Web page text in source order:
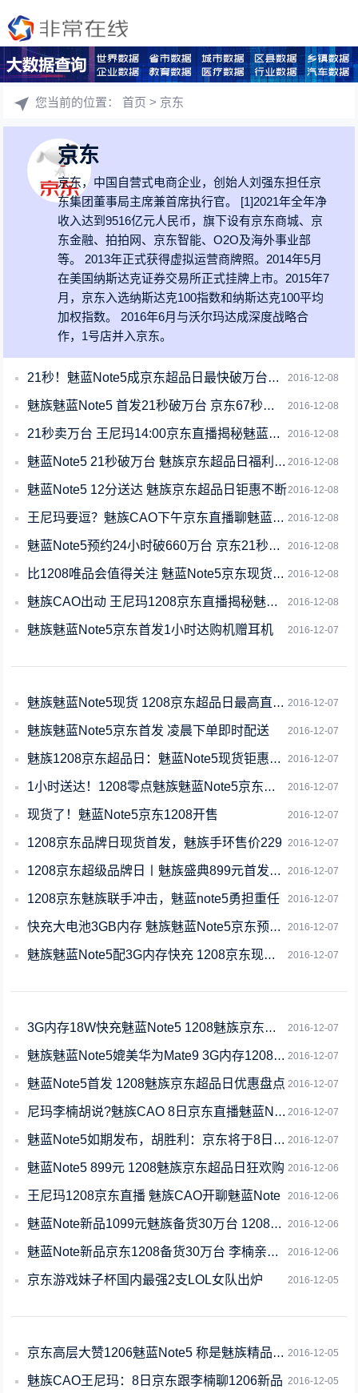
您当前的位置：首页 > 京东
京东
京东，中国自营式电商企业，创始人刘强东担任京
东集团董事局主席兼首席执行官。 [1]2021年全年净
收入达到9516亿元人民币，旗下设有京东商城、京
东金融、拍拍网、京东智能、O2O及海外事业部
等。 2013年正式获得虚拟运营商牌照。2014年5月
在美国纳斯达克证券交易所正式挂牌上市。2015年7
月，京东入选纳斯达克100指数和纳斯达克100平均
加权指数。 2016年6月与沃尔玛达成深度战略合
作，1号店并入京东。
2016-12-08
21秒！魅蓝Note5成京东超品日最快破万台单品
2016-12-08
魅族魅蓝Note5 首发21秒破万台 京东67秒超双11
2016-12-08
21秒卖万台 王尼玛14:00京东直播揭秘魅蓝Note5
2016-12-08
魅蓝Note5 21秒破万台 魅族京东超品日福利持续
2016-12-08
魅蓝Note5 12分送达 魅族京东超品日钜惠不断
2016-12-08
王尼玛要逗？魅族CAO下午京东直播聊魅蓝Note5
2016-12-08
魅蓝Note5预约24小时破660万台 京东21秒卖万台
2016-12-08
比1208唯品会值得关注 魅蓝Note5京东现货首发
2016-12-08
魅族CAO出动 王尼玛1208京东直播揭秘魅蓝Note5
2016-12-07
魅族魅蓝Note5京东首发1小时达购机赠耳机
2016-12-07
魅族魅蓝Note5现货 1208京东超品日最高直降500
2016-12-07
魅族魅蓝Note5京东首发 凌晨下单即时配送
2016-12-07
魅族1208京东超品日：魅蓝Note5现货钜惠不停
2016-12-07
1小时送达！1208零点魅族魅蓝Note5京东首发
2016-12-07
现货了！魅蓝Note5京东1208开售
2016-12-07
1208京东品牌日现货首发，魅族手环售价229
2016-12-07
1208京东超级品牌日〡魅族盛典899元首发Note5
2016-12-07
1208京东魅族联手冲击，魅蓝note5勇担重任
2016-12-07
快充大电池3GB内存 魅族魅蓝Note5京东预约中
2016-12-07
魅族魅蓝Note5配3G内存快充 1208京东现货开卖
2016-12-07
3G内存18W快充魅蓝Note5 1208魅族京东首发30万台
2016-12-07
魅族魅蓝Note5媲美华为Mate9 3G内存1208京东首发
2016-12-07
魅蓝Note5首发 1208魅族京东超品日优惠盘点
2016-12-07
尼玛李楠胡说?魅族CAO 8日京东直播魅蓝Note5
2016-12-07
魅蓝Note5如期发布，胡胜利：京东将于8日独家现货发售
2016-12-06
魅蓝Note5 899元 1208魅族京东超品日狂欢购
2016-12-06
王尼玛1208京东直播 魅族CAO开聊魅蓝Note
2016-12-06
魅蓝Note新品1099元魅族备货30万台 1208京东上市
2016-12-06
魅蓝Note新品京东1208备货30万台 李楠亲自搬货
2016-12-05
京东游戏妹子杯国内最强2支LOL女队出炉
2016-12-05
京东高层大赞1206魅蓝Note5 称是魅族精品之作
2016-12-05
魅族CAO王尼玛：8日京东跟李楠聊1206新品